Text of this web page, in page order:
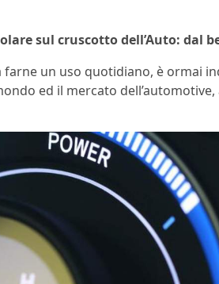
sul cruscotto dell’Auto: dal
un uso quotidiano, è ormai
ed il mercato dell’automotive,